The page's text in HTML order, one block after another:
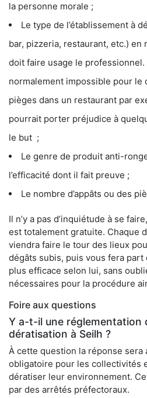
la personne morale ;
Le type de l’établissement à
bar, pizzeria, restaurant, etc.)
doit faire usage le professionnel.
normalement impossible pour le
pièges dans un restaurant par
pourrait porter préjudice à
le but ;
Le genre de produit anti-
l’efficacité dont il fait preuve ;
Le nombre d’appâts ou des
Il n’y a pas d’inquiétude à se
est totalement gratuite. Chaque
viendra faire le tour des lieux
dégâts subis, puis vous fera
plus efficace selon lui, sans
nécessaires pour la procédure
Foire aux questions
Y a-t-il une réglementation
dératisation à Seilh ?
À cette question la réponse
obligatoire pour les collectivités
dératiser leur environnement.
par des arrêtés préfectoraux.